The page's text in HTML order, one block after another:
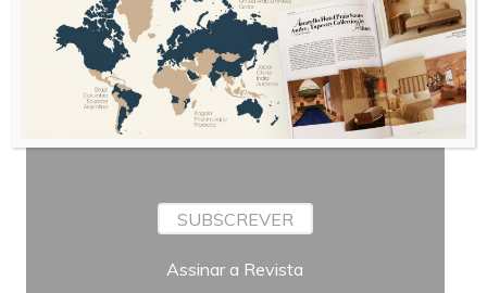
Bimestral
Periodicidade
SUBSCREVER
Assinar a Revista